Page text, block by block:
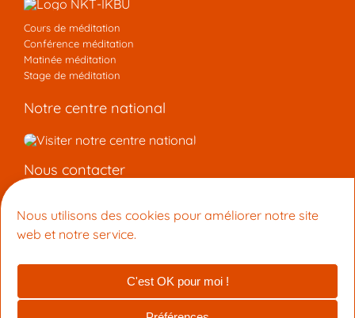
Nous utilisons des cookies pour améliorer notre site
web et notre service.
C'est OK pour moi !
Cours de méditation
Conférence méditation
Matinée méditation
Stage de méditation
Notre centre national
Nous contacter
15 Rue du Faubourg Boutonnet 34090 Montpellier
+33 9 53 33 27 42
© 2026 Centre de Méditation Kadampa Montpellier (membre de
la NTK-UIBK)